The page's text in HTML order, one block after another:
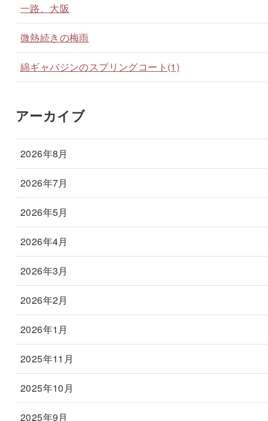
一路、大阪
微熱続きの梅雨
綿ギャバジンのスプリングコート(1)
アーカイブ
2026年8月
2026年7月
2026年5月
2026年4月
2026年3月
2026年2月
2026年1月
2025年11月
2025年10月
2025年9月